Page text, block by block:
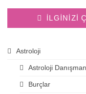
İLGINIZI
Astroloji
Astroloji
Burçlar